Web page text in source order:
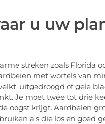
u uw
streken zoals Florida
met wortels van
uitgedroogd of gele
Je moet twee tot drie
oogst krijgt. Aardbeien
als die los en goed